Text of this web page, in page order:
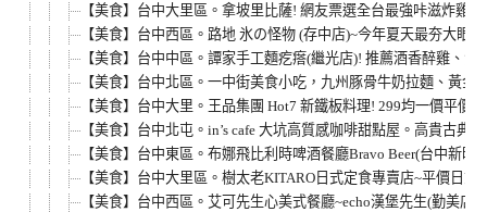
【美食】台中大里區。拿坡里比薩! 網友票選全台最強咔滋炸雞
【美食】台中西區。路地 氷の怪物 (存中店)~今年夏天最夯大眼
【美食】台中中區。譚家手工麵疙瘩(繼光店)! 推薦酒香醉雞、
【美食】台中北區。一中街美食小吃，九州豚骨牛奶拉麵、黃
【美食】台中大里。王品集團 Hot7 新鐵板料理! 299均一價平
【美食】台中北屯。in’s cafe 大坑高質感咖啡甜點屋。高貴古
【美食】台中東區。布娜飛比利時啤酒餐廳Bravo Beer(台中新
【美食】台中大里區。樹太老KITARO日式定食專賣店~平價日
【美食】台中西區。艾可先生心美式餐廳~echo漢堡先生(勤美